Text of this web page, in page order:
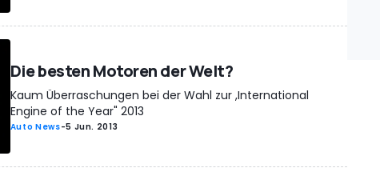
Die besten Motoren der Welt?
Kaum Überraschungen bei der Wahl zur ,International
Engine of the Year" 2013
Auto News-5 Jun. 2013